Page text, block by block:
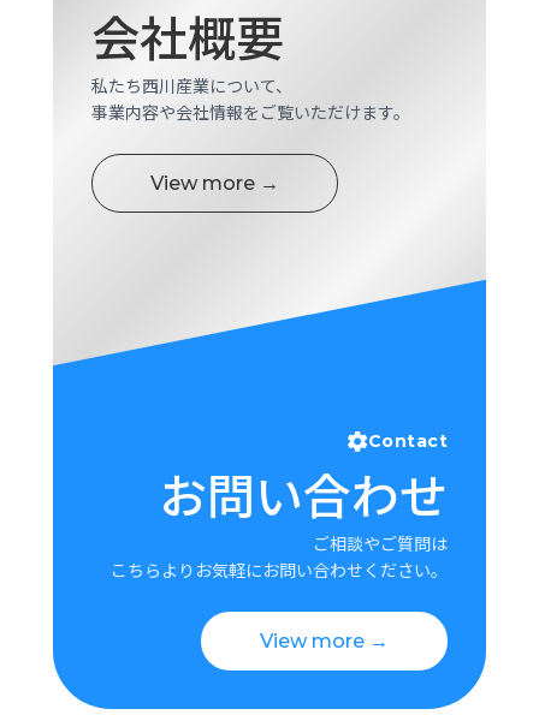
会社概要
私たち西川産業について、
事業内容や会社情報をご覧いただけます。
View more →
Contact
お問い合わせ
ご相談やご質問は
こちらよりお気軽にお問い合わせください。
View more →